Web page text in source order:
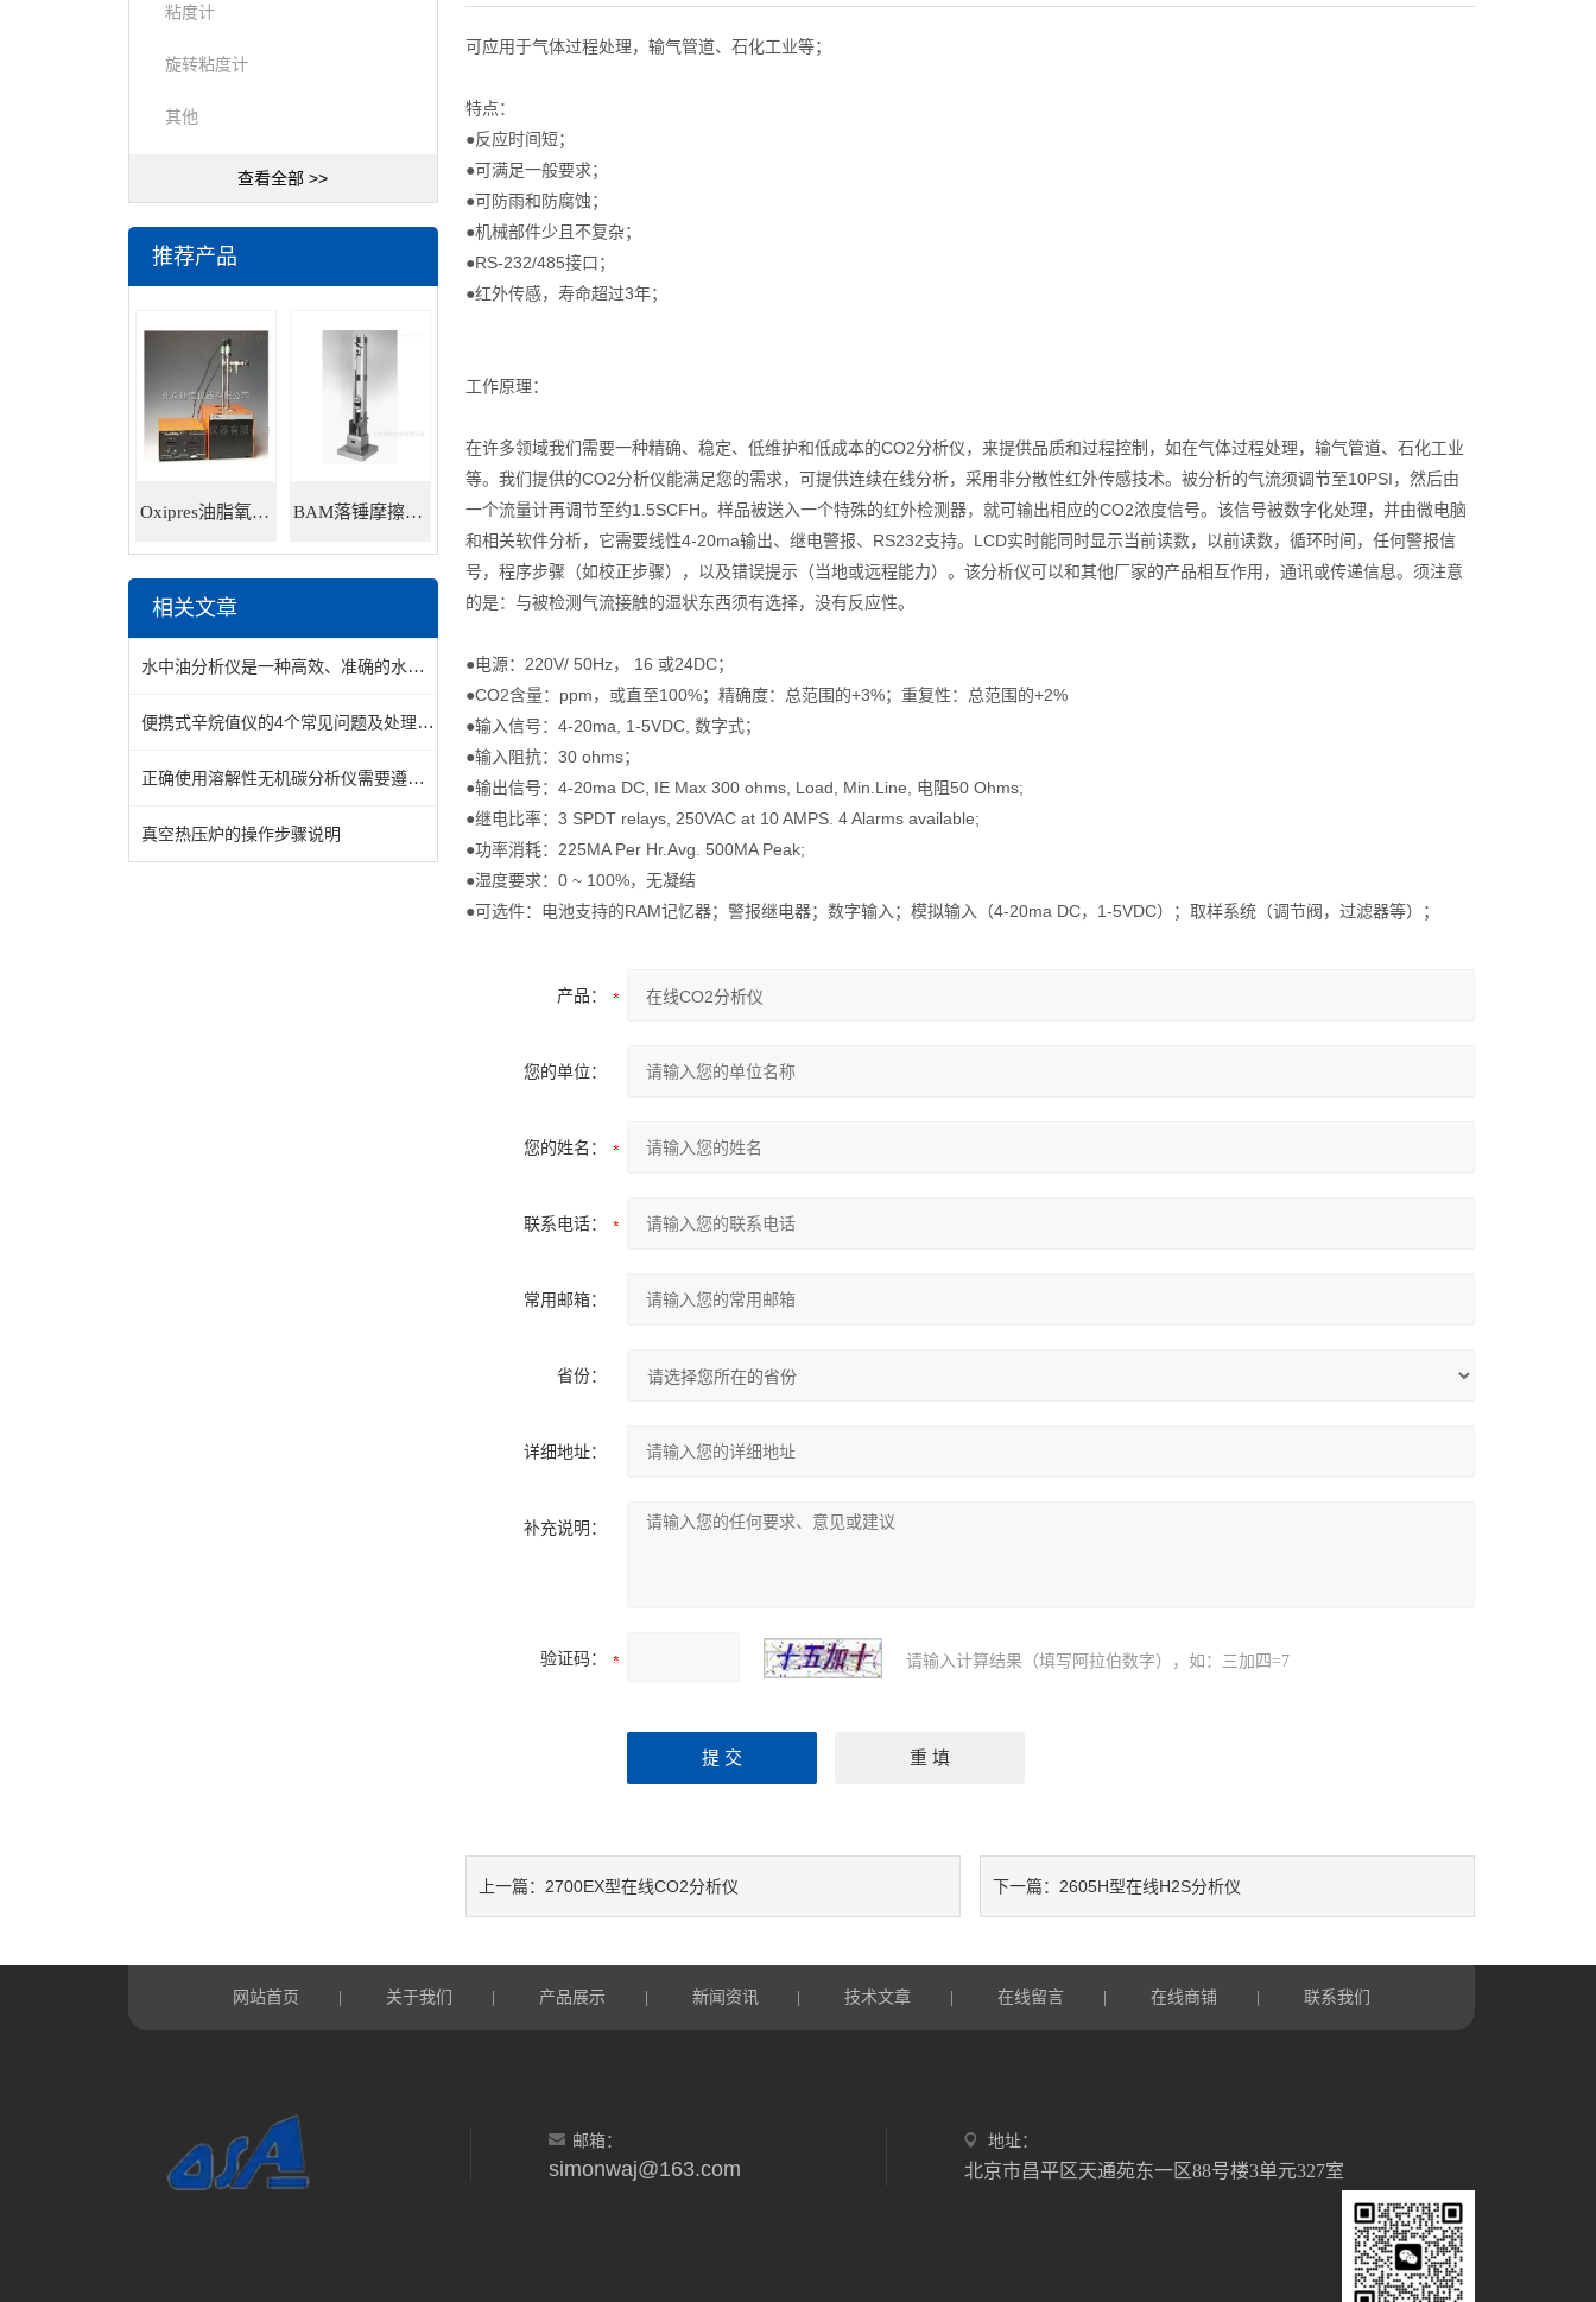
粘度计
旋转粘度计
其他
查看全部 >>
推荐产品
Oxipres油脂氧化稳定性仪 BAM落锤摩擦感度仪
相关文章
水中油分析仪是一种高效、准确的水质监测设备
便携式辛烷值仪的4个常见问题及处理方法
正确使用溶解性无机碳分析仪需要遵循以下步骤
真空热压炉的操作步骤说明
可应用于气体过程处理，输气管道、石化工业等；
特点：
●反应时间短；
●可满足一般要求；
●可防雨和防腐蚀；
●机械部件少且不复杂；
●RS-232/485接口；
●红外传感，寿命超过3年；
工作原理：
在许多领域我们需要一种精确、稳定、低维护和低成本的CO2分析仪，来提供品质和过程控制，如在气体过程处理，输气管道、石化工业
等。我们提供的CO2分析仪能满足您的需求，可提供连续在线分析，采用非分散性红外传感技术。被分析的气流须调节至10PSI，然后由
一个流量计再调节至约1.5SCFH。样品被送入一个特殊的红外检测器，就可输出相应的CO2浓度信号。该信号被数字化处理，并由微电脑
和相关软件分析，它需要线性4-20ma输出、继电警报、RS232支持。LCD实时能同时显示当前读数，以前读数，循环时间，任何警报信
号，程序步骤（如校正步骤），以及错误提示（当地或远程能力）。该分析仪可以和其他厂家的产品相互作用，通讯或传递信息。须注意
的是：与被检测气流接触的湿状东西须有选择，没有反应性。
●电源：220V/ 50Hz， 16 或24DC；
●CO2含量：ppm，或直至100%；精确度：总范围的+3%；重复性：总范围的+2%
●输入信号：4-20ma, 1-5VDC, 数字式；
●输入阻抗：30 ohms；
●输出信号：4-20ma DC, IE Max 300 ohms, Load, Min.Line, 电阻50 Ohms;
●继电比率：3 SPDT relays, 250VAC at 10 AMPS. 4 Alarms available;
●功率消耗：225MA Per Hr.Avg. 500MA Peak;
●湿度要求：0 ~ 100%，无凝结
●可选件：电池支持的RAM记忆器；警报继电器；数字输入；模拟输入（4-20ma DC，1-5VDC）；取样系统（调节阀，过滤器等）；
产品：
您的单位：
您的姓名：
联系电话：
常用邮箱：
省份：
详细地址：
补充说明：
验证码： 请输入计算结果（填写阿拉伯数字），如：三加四=7
上一篇： 2700EX型在线CO2分析仪 下一篇： 2605H型在线H2S分析仪
网站首页 关于我们 产品展示 新闻资讯 技术文章 在线留言 在线商铺 联系我们
邮箱：
simonwaj@163.com
地址：
北京市昌平区天通苑东一区88号楼3单元327室